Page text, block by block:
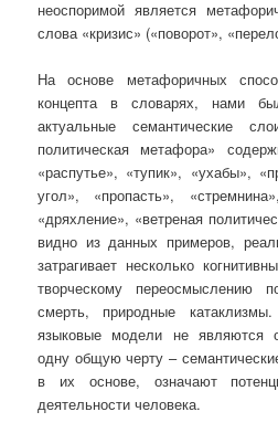
неоспоримой является
слова «кризис» («поворот»,
На основе метафоричных
концепта в словарях, нами
актуальные семантические
политическая метафора»
«распутье», «тупик», «ухабы»,
угол», «пропасть»,
«дряхление», «ветреная
видно из данных примеров,
затрагивает несколько
творческому переосмыслению
смерть, природные
языковые модели не являются
одну общую черту –
в их основе, означают
деятельности человека.